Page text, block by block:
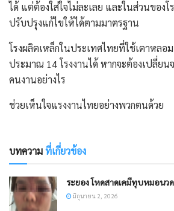
ได้ แต่ต้องใส่ใจไม่ละเลย และในส่วนของ
ปรับปรุงแก้ไขให้ได้ตามมาตรฐาน
โรงผลิตเหล็กในประเทศไทยที่ใช้เตาหลอ
ประมาณ 14 โรงงานได้ หากจะต้องเปลี่ยน
คนงานอย่างไร
ช่วยเห็นใจแรงงานไทยอย่างพวกตนด้วย
บทความที่เกี่ยวข้อง
ระยอง โหดสาดเคมีทุบหมอนว
มิถุนายน 2, 2026